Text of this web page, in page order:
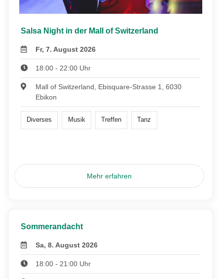
Salsa Night in der Mall of Switzerland
Fr, 7. August 2026
18:00 - 22:00 Uhr
Mall of Switzerland, Ebisquare-Strasse 1, 6030
Ebikon
Diverses Musik Treffen Tanz
Mehr erfahren
Sommerandacht
Sa, 8. August 2026
18:00 - 21:00 Uhr